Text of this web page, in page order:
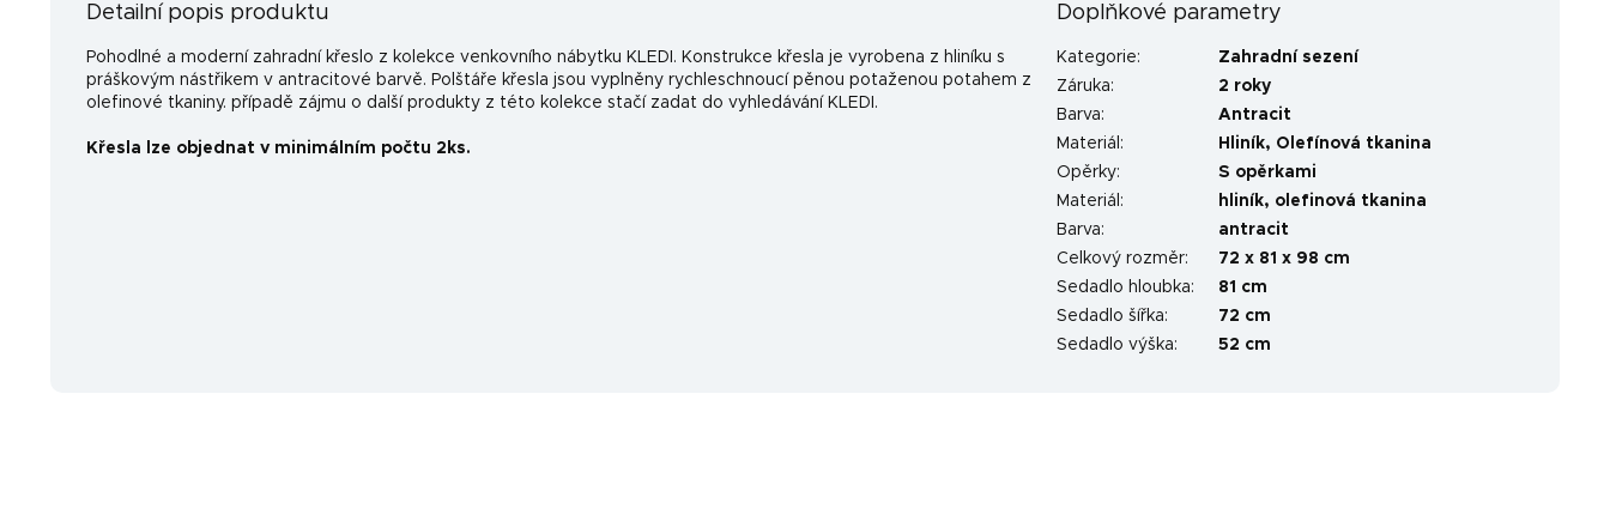
Detailní popis produktu
Pohodlné a moderní zahradní křeslo z kolekce venkovního nábytku KLEDI. Konstrukce křesla je vyrobena z hliníku s
práškovým nástřikem v antracitové barvě. Polštáře křesla jsou vyplněny rychleschnoucí pěnou potaženou potahem z
olefinové tkaniny. případě zájmu o další produkty z této kolekce stačí zadat do vyhledávání KLEDI.
Křesla lze objednat v minimálním počtu 2ks.
Doplňkové parametry
Kategorie:
Zahradní sezení
Záruka:
2 roky
Barva:
Antracit
Materiál : Hliník, Olefínová tkanina
Opěrky:
S opěrkami
Materiál :
hliník, olefinová tkanina
Barva:
antracit
Celkový rozměr:
72 x 81 x 98 cm
Sedadlo hloubka:
81 cm
Sedadlo šířka:
72 cm
Sedadlo výška: 52 cm